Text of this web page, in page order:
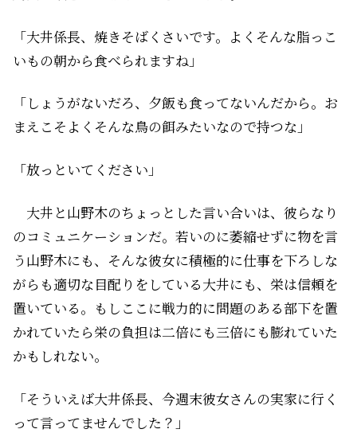
「大井係長、焼きそばくさいです。よくそんな脂っこ
いもの朝から食べられますね」
「しょうがないだろ、夕飯も食ってないんだから。お
まえこそよくそんな鳥の餌みたいなので持つな」
「放っといてください」
大井と山野木のちょっとした言い合いは、彼らなり
のコミュニケーションだ。若いのに萎縮せずに物を言
う山野木にも、そんな彼女に積極的に仕事を下ろしな
がらも適切な目配りをしている大井にも、栄は信頼を
置いている。もしここに戦力的に問題のある部下を置
かれていたら栄の負担は二倍にも三倍にも膨れていた
かもしれない。
「そういえば大井係長、今週末彼女さんの実家に行く
って言ってませんでした？」